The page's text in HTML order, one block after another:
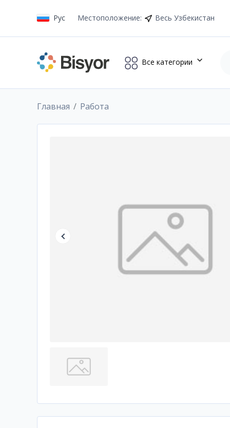
Рус Местоположение: Весь Узбекистан
Все категории
Главная Работа